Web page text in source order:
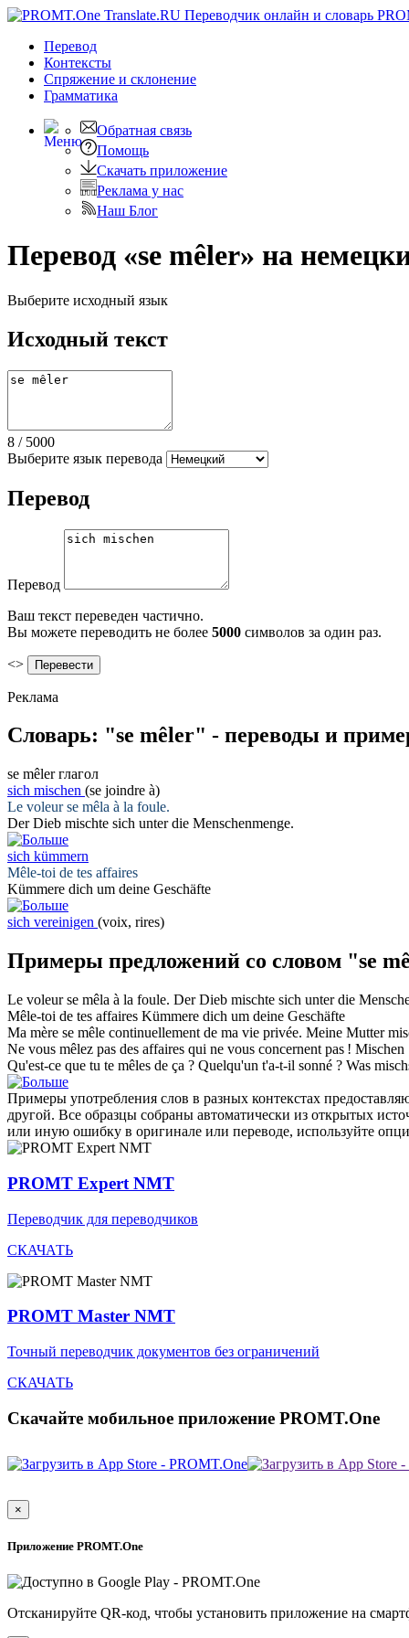
Перевод
Контексты
Спряжение и склонение
Грамматика
Обратная связь
Помощь
Скачать приложение
Реклама у нас
Наш Блог
Перевод «se mêler» на
Выберите исходный язык
Исходный текст
8 / 5000
Выберите язык перевода
Перевод
Перевод
Ваш текст переведен частично.
Вы можете переводить не более 5000 символов за один раз.
<>
Реклама
Словарь: "se mêler" - переводы и
se mêler глагол
sich mischen (se joindre à)
Le voleurse mêla à la foule.
Der Dieb mischte sich unter die Menschenmenge.
sich kümmern
Mêle-toi de tes affaires
Kümmere dich um deine Geschäfte
sich vereinigen (voix, rires)
Примеры предложений со словом "se
Le voleurse mêla à la foule. Der Dieb mischte sich unter die
Mêle-toi de tes affaires Kümmere dich um deine Geschäfte
Ma mère se mêle continuellement de ma vie privée. Meine Mutter
Ne vous mêlez pas des affaires qui ne vous concernent pas ! Mischen
Qu'est-ce que tu te mêles de ça ? Quelqu'un t'a-t-il sonné ? Was
Примеры употребления слов в разных контекстах
другой. Все образцы собраны автоматически из открытых
или иную ошибку в оригинале или переводе, используйте
PROMT Expert NMT
Переводчик для переводчиков
СКАЧАТЬ
PROMT Master NMT
Точный переводчик документов без ограничений
СКАЧАТЬ
Скачайте мобильное приложение PROMT.One
×
Приложение PROMT.One
Отсканируйте QR-код, чтобы установить приложение на